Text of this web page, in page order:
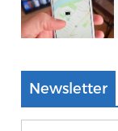
Newsletter